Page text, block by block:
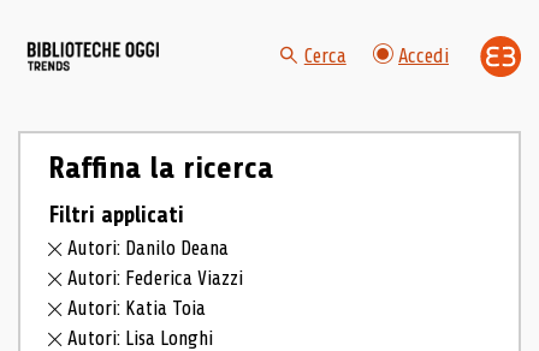
Cerca Accedi
Raffina la ricerca
Filtri applicati
Autori: Danilo Deana
Autori: Federica Viazzi
Autori: Katia Toia
Autori: Lisa Longhi